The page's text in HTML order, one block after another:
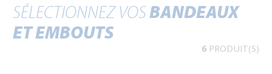
SÉLECTIONNEZ VOSBANDEAUX
ET EMBOUTS
6 PRODUIT(S)